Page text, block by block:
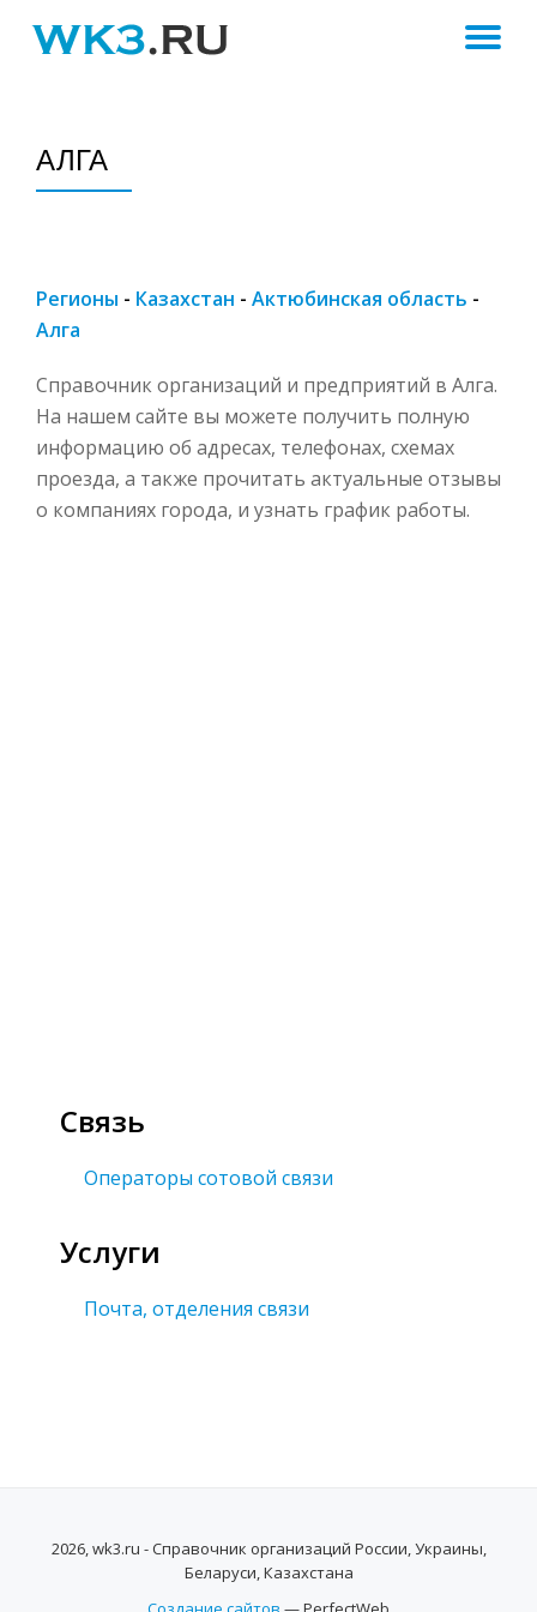
АЛГА
Регионы - Казахстан - Актюбинская область -
Алга
Справочник организаций и предприятий в Алга.
На нашем сайте вы можете получить полную
информацию об адресах, телефонах, схемах
проезда, а также прочитать актуальные отзывы
о компаниях города, и узнать график работы.
Связь
Операторы сотовой связи
Услуги
Почта, отделения связи
2026, wk3.ru - Справочник организаций России, Украины,
Беларуси, Казахстана